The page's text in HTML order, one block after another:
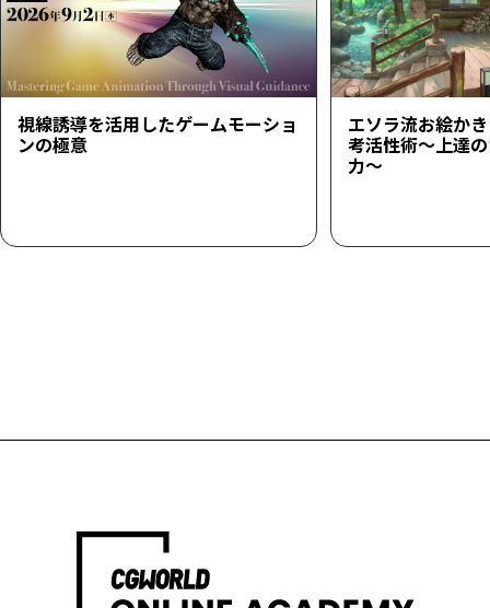
視線誘導を活用したゲームモーショ
ンの極意
エソラ流お絵か
考活性術～上達
力～